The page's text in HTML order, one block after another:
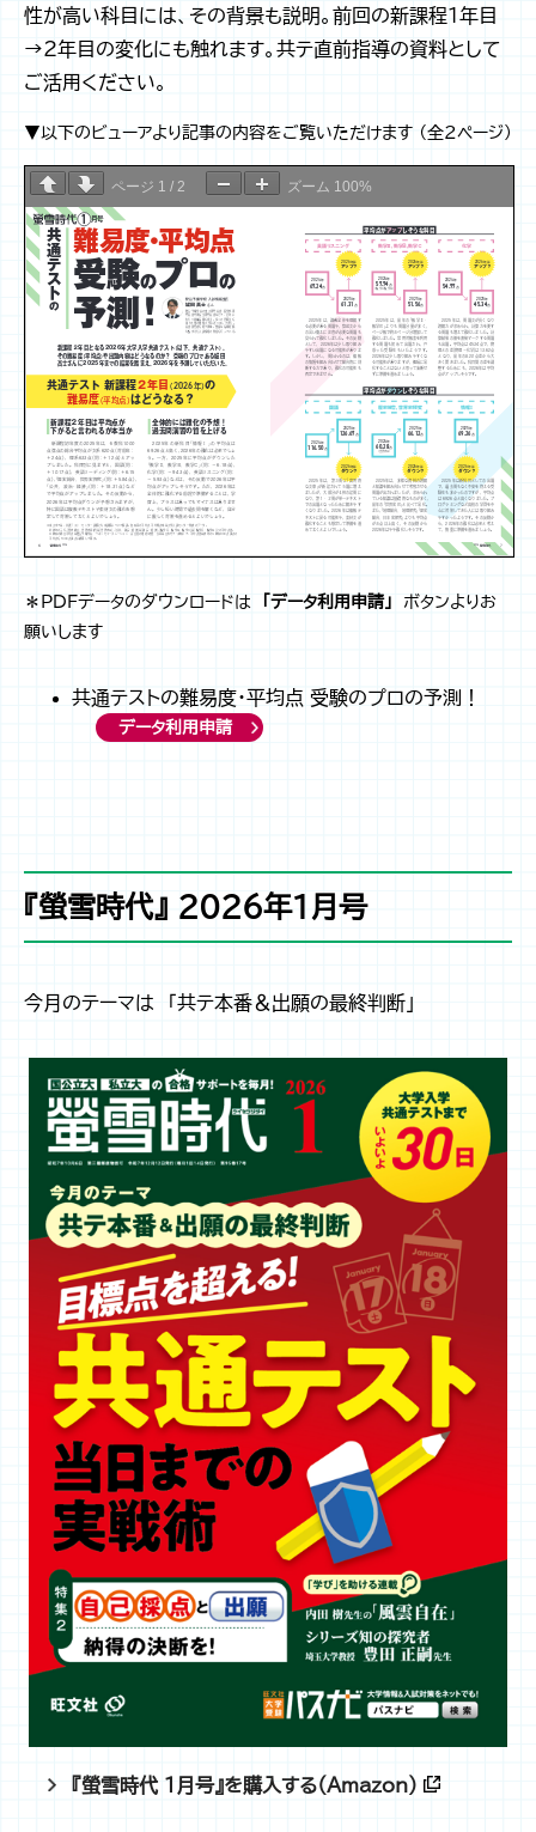
性が高い科目には、その背景も説明。前回の新課程1年目
→2年目の変化にも触れます。共テ直前指導の資料として
ご活用ください。
▼以下のビューアより記事の内容をご覧いただけます （全2ページ）
ページ 1 / 2 ズーム 100%
＊PDFデータのダウンロードは 「データ利用申請」 ボタンよりお
願いします
共通テストの難易度・平均点 受験のプロの予測！
データ利用申請
『螢雪時代』 2026年1月号
今月のテーマは 「共テ本番＆出願の最終判断」
『螢雪時代 1月号』を購入する（Amazon）